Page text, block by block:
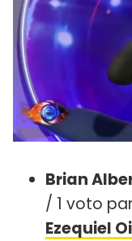
Brian
/ 1 voto
Ezequiel